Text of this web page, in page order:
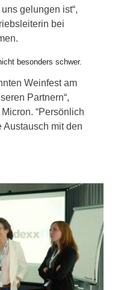
gelungen ist“,
bei
besonders schwer.
Weinfest am
Partnern“,
“Persönlich
Austausch mit den